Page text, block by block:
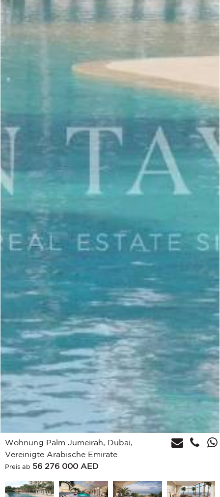
Wohnung Palm Jumeirah, Dubai,
Vereinigte Arabische Emirate
Preis ab 56 276 000 AED